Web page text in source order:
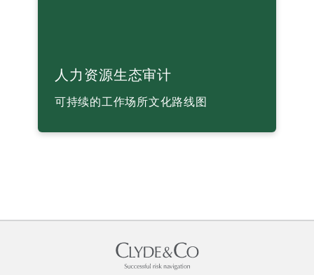
人力资源生态审计
可持续的工作场所文化路线图